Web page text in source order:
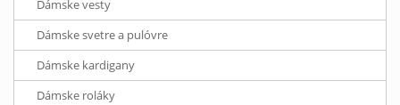
Dámske vesty
Dámske svetre a pulóvre
Dámske kardigany
Dámske roláky